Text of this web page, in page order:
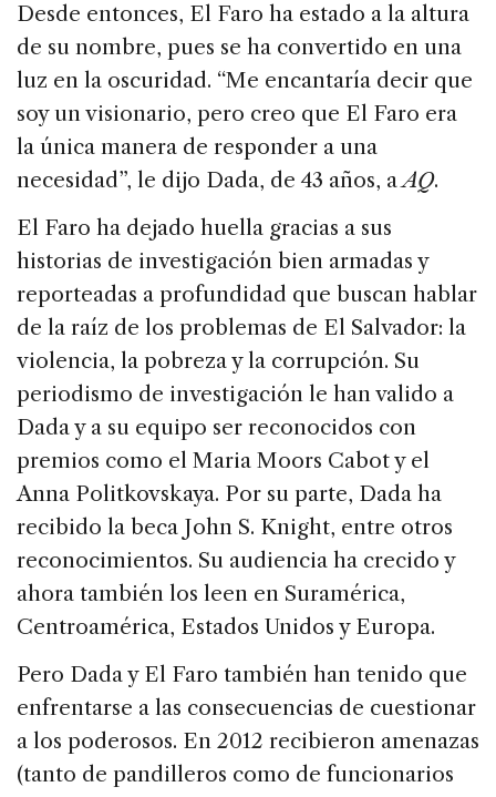
Desde entonces, El Faro ha estado a la altura
de su nombre, pues se ha convertido en una
luz en la oscuridad. “Me encantaría decir que
soy un visionario, pero creo que El Faro era
la única manera de responder a una
necesidad”, le dijo Dada, de 43 años, aAQ.
El Faro ha dejado huella gracias a sus
historias de investigación bien armadas y
reporteadas a profundidad que buscan hablar
de la raíz de los problemas de El Salvador: la
violencia, la pobreza y la corrupción. Su
periodismo de investigación le han valido a
Dada y a su equipo ser reconocidos con
premios como el Maria Moors Cabot y el
Anna Politkovskaya. Por su parte, Dada ha
recibido la beca John S. Knight, entre otros
reconocimientos. Su audiencia ha crecido y
ahora también los leen en Suramérica,
Centroamérica, Estados Unidos y Europa.
Pero Dada y El Faro también han tenido que
enfrentarse a las consecuencias de cuestionar
a los poderosos. En 2012 recibieron amenazas
(tanto de pandilleros como de funcionarios